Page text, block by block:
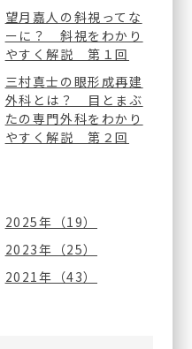
般診療
ングリックス®
帯状疱疹ワクチン）
眼科皮フ科
院
区今福東1-14-11
望月嘉人の斜視ってな
ーに？ 斜視をわかり
やすく解説 第１回
三村真士の眼形成再建
外科とは？ 目とまぶ
たの専門外科をわかり
やすく解説 第２回
2025年（19）
2023年（25）
2021年（43）